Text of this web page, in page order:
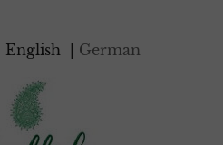
English German